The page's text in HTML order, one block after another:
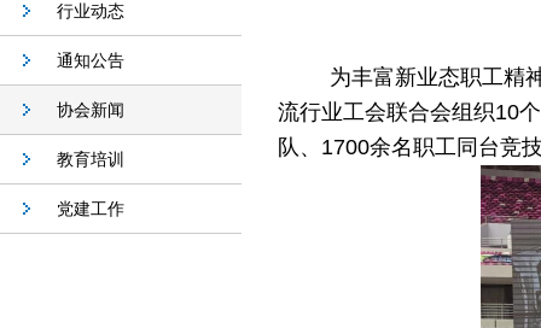
行业动态
通知公告
协会新闻
教育培训
党建工作
为丰富新业态职工精
流行业工会联合会组织10
队、1700余名职工同台竞